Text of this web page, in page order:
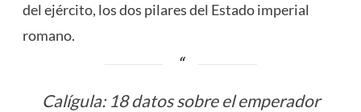
del ejército, los dos pilares del Estado imperial
romano.
Calígula: 18 datos sobre el emperador